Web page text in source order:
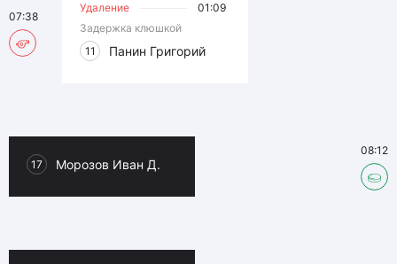
Удаление
01:09
Задержка клюшкой
11
Панин Григорий
07:38
17 Морозов Иван Д.
08:12